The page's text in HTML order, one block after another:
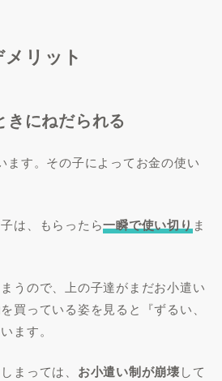
リット
きにねだられる
ます。その子によってお金の使い
は、もらったら一瞬で使い切りま
うので、上の子達がまだお小遣い
買っている姿を見ると『ずるい、
ます。
まっては、 お小遣い制が崩壊して